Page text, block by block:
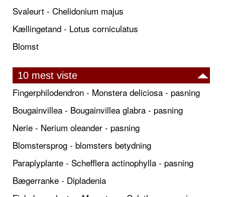
Svaleurt - Chelidonium majus
Kællingetand - Lotus corniculatus
Blomst
10 mest viste
Fingerphilodendron - Monstera deliciosa - pasning
Bougainvillea - Bougainvillea glabra - pasning
Nerie - Nerium oleander - pasning
Blomstersprog - blomsters betydning
Paraplyplante - Schefflera actinophylla - pasning
Bægerranke - Dipladenia